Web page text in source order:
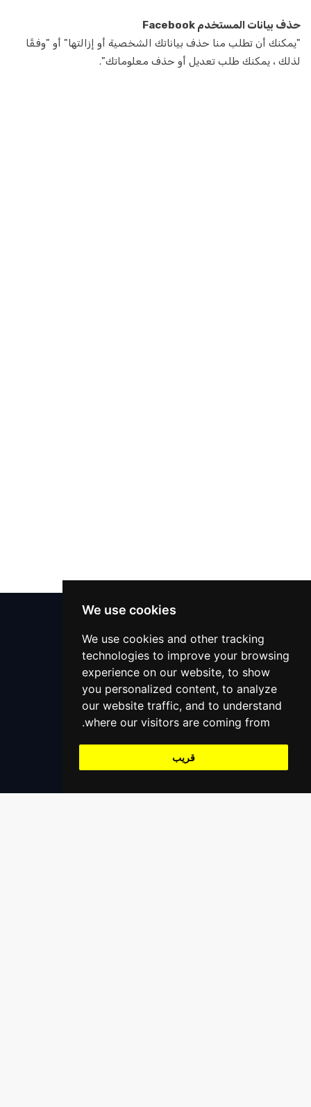
We use cookies
We use cookies and other tracking
technologies to improve your browsing
experience on our website, to show
you personalized content, to analyze
our website traffic, and to understand
where our visitors are coming from.
قريب
حذف بيانات المستخدم Facebook
"يمكنك أن تطلب منا حذف بياناتك الشخصية أو إزالتها" أو "وفقًا
لذلك ، يمكنك طلب تعديل أو حذف معلوماتك".
مركز المساعدة
التعليمات
اتصل بنا
+966559390647
support@alaaliswift.com
Jeddah, Saudi Arabia